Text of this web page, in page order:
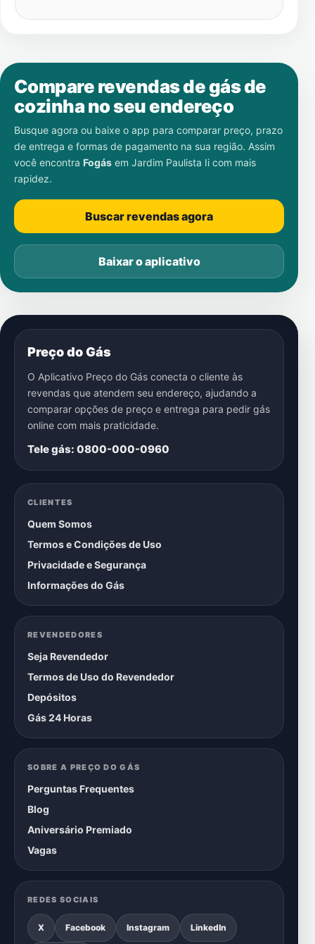
Compare revendas de gás de
cozinha no seu endereço
Busque agora ou baixe o app para comparar preço, prazo
de entrega e formas de pagamento na sua região. Assim
você encontra Fogás em Jardim Paulista Ii com mais
rapidez.
Buscar revendas agora
Baixar o aplicativo
Preço do Gás
O Aplicativo Preço do Gás conecta o cliente às
revendas que atendem seu endereço, ajudando a
comparar opções de preço e entrega para pedir gás
online com mais praticidade.
Tele gás: 0800-000-0960
CLIENTES
Quem Somos
Termos e Condições de Uso
Privacidade e Segurança
Informações do Gás
REVENDEDORES
Seja Revendedor
Termos de Uso do Revendedor
Depósitos
Gás 24 Horas
SOBRE A PREÇO DO GÁS
Perguntas Frequentes
Blog
Aniversário Premiado
Vagas
REDES SOCIAIS
X Facebook Instagram LinkedIn